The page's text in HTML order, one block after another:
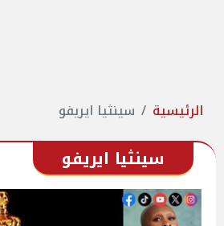
الرئيسية سينثيا ايريفو
سينثيا ايريفو